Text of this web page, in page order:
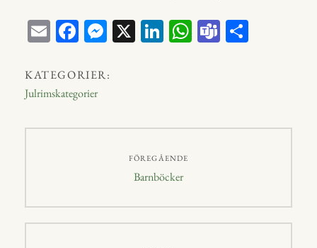
E
ail
Fa
bo
ok
M
en
r
X Li W
p
Te
KATEGORIER:
Julrimskategorier
FÖREGÅENDE
Föregående
Barnböcker